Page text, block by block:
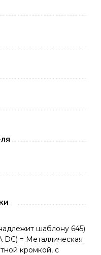
шаблону 645)
DC) = Металлическая
кромкой, с